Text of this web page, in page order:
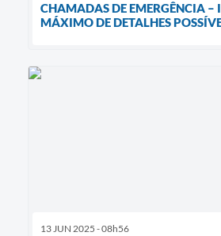
CHAMADAS DE EMERGÊNCIA –
MÁXIMO DE DETALHES
13 JUN 2025 - 08h56